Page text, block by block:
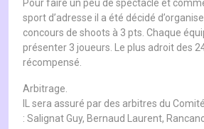
Pour faire un peu de spectacle et
sport d’adresse il a été décidé
concours de shoots à 3 pts. Chaque
présenter 3 joueurs. Le plus adroit des
récompensé.
Arbitrage.
IL sera assuré par des arbitres du
: Salignat Guy, Bernaud Laurent,